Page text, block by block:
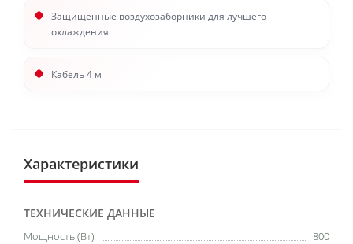
Защищенные воздухозаборники для лучшего
охлаждения
Кабель 4 м
Характеристики
ТЕХНИЧЕСКИЕ ДАННЫЕ
Мощность (Вт)
800